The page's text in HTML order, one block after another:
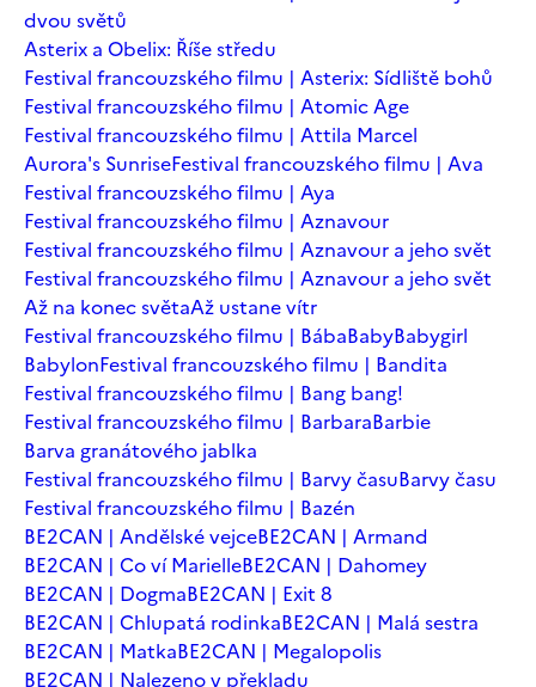
dvou světů
Asterix a Obelix: Říše středu
Festival francouzského filmu | Asterix: Sídliště bohů
Festival francouzského filmu | Atomic Age
Festival francouzského filmu | Attila Marcel
Aurora's SunriseFestival francouzského filmu | Ava
Festival francouzského filmu | Aya
Festival francouzského filmu | Aznavour
Festival francouzského filmu | Aznavour a jeho svět
Festival francouzského filmu | Aznavour a jeho svět
Až na konec světaAž ustane vítr
Festival francouzského filmu | BábaBabyBabygirl
BabylonFestival francouzského filmu | Bandita
Festival francouzského filmu | Bang bang!
Festival francouzského filmu | BarbaraBarbie
Barva granátového jablka
Festival francouzského filmu | Barvy časuBarvy času
Festival francouzského filmu | Bazén
BE2CAN | Andělské vejceBE2CAN | Armand
BE2CAN | Co ví MarielleBE2CAN | Dahomey
BE2CAN | DogmaBE2CAN | Exit 8
BE2CAN | Chlupatá rodinkaBE2CAN | Malá sestra
BE2CAN | MatkaBE2CAN | Megalopolis
BE2CAN | Nalezeno v překladu